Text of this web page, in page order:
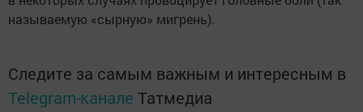
называемую «сырную» мигрень).
Следите за самым важным и интересным в
Telegram-канале Татмедиа